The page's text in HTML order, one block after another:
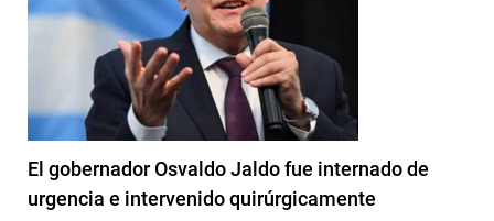
El gobernador Osvaldo Jaldo fue internado de
urgencia e intervenido quirúrgicamente